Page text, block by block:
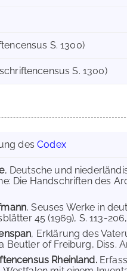
S. 1300)
S. 1300)
desCodex
, Deutsche und
Die Handschriften des
, Seuses Werke in
45 (1969), S. 113-206,
, Erklärung des
Beutler of Freiburg, Diss.
Rheinland.